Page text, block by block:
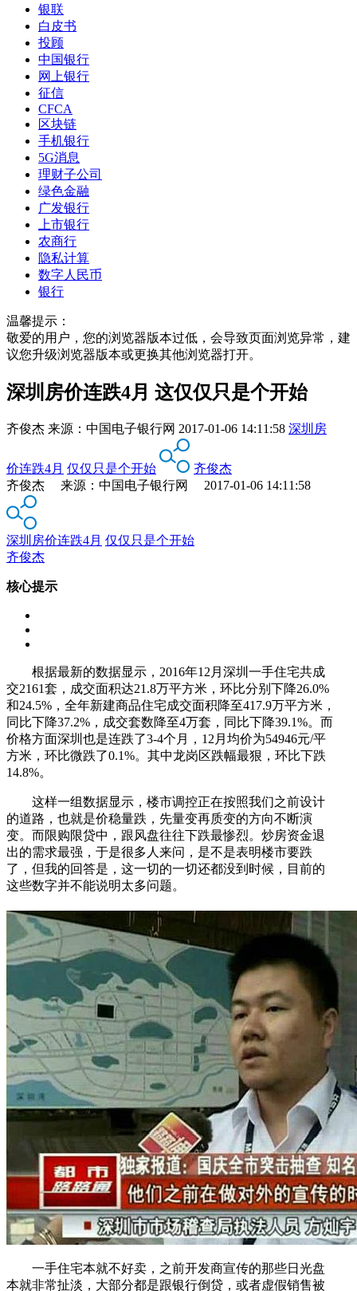
银联
白皮书
投顾
中国银行
网上银行
征信
CFCA
区块链
手机银行
5G消息
理财子公司
绿色金融
广发银行
上市银行
农商行
隐私计算
数字人民币
银行
温馨提示：
敬爱的用户，您的浏览器版本过低，会导致页面浏览异常，建
议您升级浏览器版本或更换其他浏览器打开。
深圳房价连跌4月 这仅仅只是个开始
齐俊杰 来源： 中国电子银行网 2017-01-06 14:11:58 深圳房
价连跌4月 仅仅只是个开始
齐俊杰
齐俊杰 来源：中国电子银行网 2017-01-06 14:11:58
深圳房价连跌4月 仅仅只是个开始
齐俊杰
核心提示
根据最新的数据显示，2016年12月深圳一手住宅共成
交2161套，成交面积达21.8万平方米，环比分别下降26.0%
和24.5%，全年新建商品住宅成交面积降至417.9万平方米，
同比下降37.2%，成交套数降至4万套，同比下降39.1%。而
价格方面深圳也是连跌了3-4个月，12月均价为54946元/平
方米，环比微跌了0.1%。其中龙岗区跌幅最狠，环比下跌
14.8%。
这样一组数据显示，楼市调控正在按照我们之前设计
的道路，也就是价稳量跌，先量变再质变的方向不断演
变。而限购限贷中，跟风盘往往下跌最惨烈。炒房资金退
出的需求最强，于是很多人来问，是不是表明楼市要跌
了，但我的回答是，这一切的一切还都没到时候，目前的
这些数字并不能说明太多问题。
一手住宅本就不好卖，之前开发商宣传的那些日光盘
本就非常扯淡，大部分都是跟银行倒贷，或者虚假销售被